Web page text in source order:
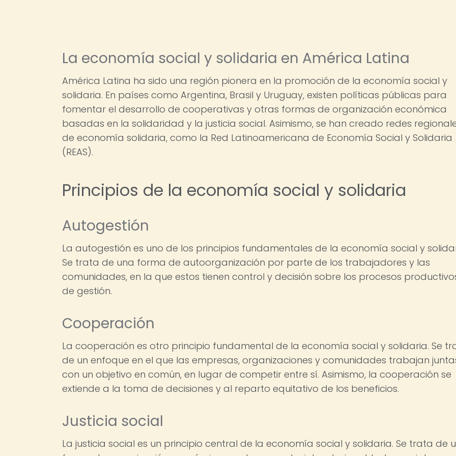
La economía social y solidaria en América Latina
América Latina ha sido una región pionera en la promoción de la economía social y
solidaria. En países como Argentina, Brasil y Uruguay, existen políticas públicas para
fomentar el desarrollo de cooperativas y otras formas de organización económica
basadas en la solidaridad y la justicia social. Asimismo, se han creado redes
de economía solidaria, como la Red Latinoamericana de Economía Social y Solidaria
(REAS).
Principios de la economía social y solidaria
Autogestión
La autogestión es uno de los principios fundamentales de la economía social y
Se trata de una forma de autoorganización por parte de los trabajadores y las
comunidades, en la que estos tienen control y decisión sobre los procesos
de gestión.
Cooperación
La cooperación es otro principio fundamental de la economía social y solidaria. Se
de un enfoque en el que las empresas, organizaciones y comunidades trabajan
con un objetivo en común, en lugar de competir entre sí. Asimismo, la cooperación se
extiende a la toma de decisiones y al reparto equitativo de los beneficios.
Justicia social
La justicia social es un principio central de la economía social y solidaria. Se trata de